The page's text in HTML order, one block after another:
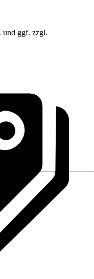
ggf. zzgl.